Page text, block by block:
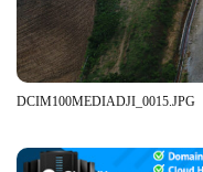
DCIM100MEDIADJI_0015.JPG